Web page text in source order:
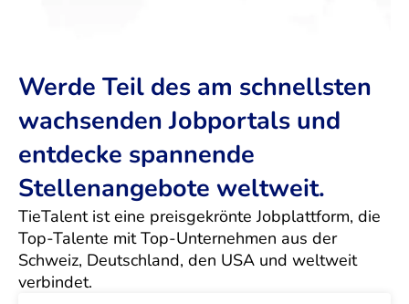
Werde Teil des am schnellsten
wachsenden Jobportals und
entdecke spannende
Stellenangebote weltweit.
TieTalent ist eine preisgekrönte Jobplattform, die
Top-Talente mit Top-Unternehmen aus der
Schweiz, Deutschland, den USA und weltweit
verbindet.